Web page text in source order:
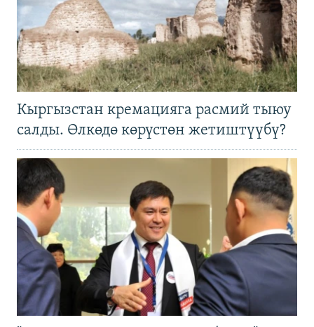
Кыргызстан кремацияга расмий тыюу
салды. Өлкөдө көрүстөн жетиштүүбү?